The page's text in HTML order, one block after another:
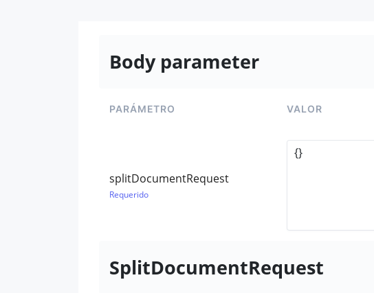
Body parameter
PARÁMETRO VALOR
splitDocumentRequest
Requerido
SplitDocumentRequest